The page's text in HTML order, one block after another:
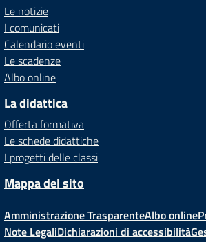
Le notizie
I comunicati
Calendario eventi
Le scadenze
Albo online
La didattica
Offerta formativa
Le schede didattiche
I progetti delle classi
Mappa del sito
Amministrazione TrasparenteAlbo online
Note LegaliDichiarazioni di accessibilità